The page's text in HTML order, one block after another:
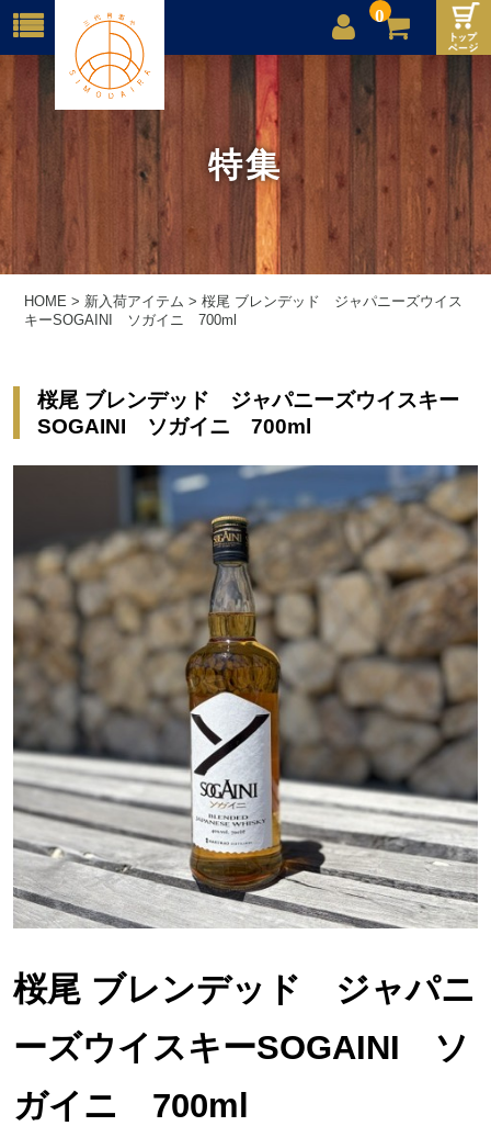
0
店舗案内
ご利用案内
送料
お問合せ
特集
HOME > 新入荷アイテム >桜尾 ブレンデッド ジャパニーズウイス
キーSOGAINI ソガイニ 700ml
桜尾 ブレンデッド ジャパニーズウイスキー
SOGAINI ソガイニ 700ml
桜尾 ブレンデッド ジャパニ
ーズウイスキーSOGAINI ソ
ガイニ 700ml